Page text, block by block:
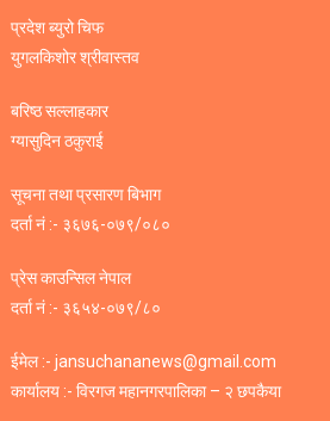
प्रदेश ब्युरो चिफ
युगलकिशोर श्रीवास्तव
बरिष्ठ सल्लाहकार
ग्यासुदिन ठकुराई
सूचना तथा प्रसारण बिभाग
दर्ता नं :- ३६७६-०७९/०८०
प्रेस काउन्सिल नेपाल
दर्ता नं :- ३६५४-०७९/८०
ईमेल :- jansuchananews@gmail.com
कार्यालय :- विरगज महानगरपालिका – २ छपकैया